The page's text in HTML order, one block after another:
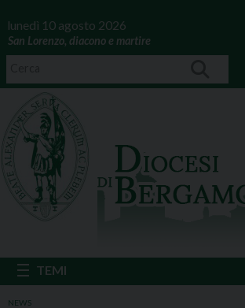
lunedì 10 agosto 2026
San Lorenzo, diacono e martire
NEWS